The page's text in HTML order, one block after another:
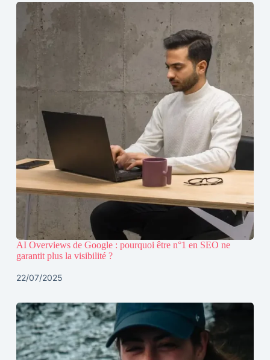
AI Overviews de Google : pourquoi être n°1 en SEO ne
garantit plus la visibilité ?
22/07/2025